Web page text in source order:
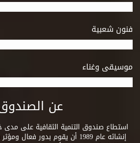
فنون شعبية
موسيقى وغناء
عن
استطاع صندوق التنمية الثقافية على مدى
إنشائه عام 1989 أن يقوم بدور